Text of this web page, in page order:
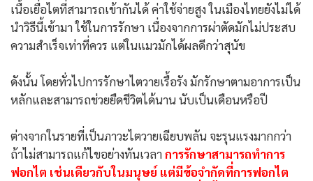
เนื้อเยื่อไตที่สามารถเข้ากันได้ ค่าใช้จ่ายสูง ในเมืองไทยยังไม่ได้
นำวิธีนี้เข้ามา ใช้ในการรักษา เนื่องจากการผ่าตัดมักไม่ประสบ
ความสำเร็จเท่าที่ควร แต่ในแมวมักได้ผลดีกว่าสุนัข
ดังนั้น โดยทั่วไปการรักษาไตวายเรื้อรัง มักรักษาตามอาการเป็น
หลักและสามารถช่วยยืดชีวิตได้นาน นับเป็นเดือนหรือปี
ต่างจากในรายที่เป็นภาวะไตวายเฉียบพลัน จะรุนแรงมากกว่า
ถ้าไม่สามารถแก้ไขอย่างทันเวลา การรักษาสามารถทำการ
ฟอกไต เช่นเดียวกับในมนุษย์ แต่มีข้อจำกัดที่การฟอกไต